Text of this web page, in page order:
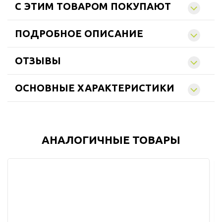
C ЭТИМ ТОВАРОМ ПОКУПАЮТ
ПОДРОБНОЕ ОПИСАНИЕ
ОТЗЫВЫ
ОСНОВНЫЕ ХАРАКТЕРИСТИКИ
АНАЛОГИЧНЫЕ ТОВАРЫ